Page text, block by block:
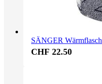
SÄNGER
CHF 22.50